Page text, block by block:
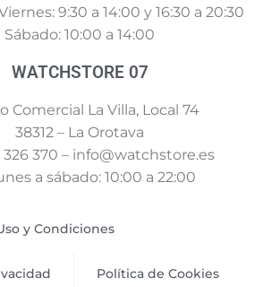
9:30 a 14:00 y 16:30 a 20:30
Sábado: 10:00 a 14:00
WATCHSTORE 07
Comercial La Villa, Local 74
38312 – La Orotava
326 370 – info@watchstore.es
a sábado: 10:00 a 22:00
y Condiciones
Política de Cookies